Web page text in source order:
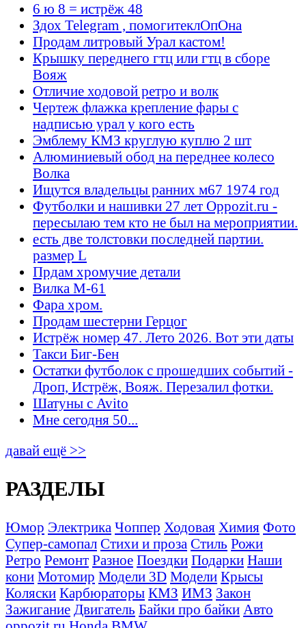
6 ю 8 = истрёж 48
Здох Telegram , помогитеклОпОна
Продам литровый Урал кастом!
Крышку переднего гтц или гтц в сборе
Вояж
Отличие ходовой ретро и волк
Чертеж флажка крепление фары с
надписью урал у кого есть
Эмблему КМЗ круглую куплю 2 шт
Алюминиевый обод на переднее колесо
Волка
Ищутся владельцы ранних м67 1974 год
Футболки и нашивки 27 лет Oppozit.ru -
пересылаю тем кто не был на мероприятии.
есть две толстовки последней партии.
размер L
Прдам хромучие детали
Вилка М-61
Фара хром.
Продам шестерни Герцог
Истрёж номер 47. Лето 2026. Вот эти даты
Такси Биг-Бен
Остатки футболок с прошедших событий -
Дроп, Истрёж, Вояж. Перезалил фотки.
Шатуны с Avito
Мне сегодня 50...
давай ещё >>
РАЗДЕЛЫ
Юмор Электрика Чоппер Ходовая Химия Фото
Супер-самопал Стихи и проза Стиль Рожи
Ретро Ремонт Разное Поездки Подарки Наши
кони Мотомир Модели 3D Модели Крысы
Коляски Карбюраторы КМЗ ИМЗ Закон
Зажигание Двигатель Байки про байки Авто